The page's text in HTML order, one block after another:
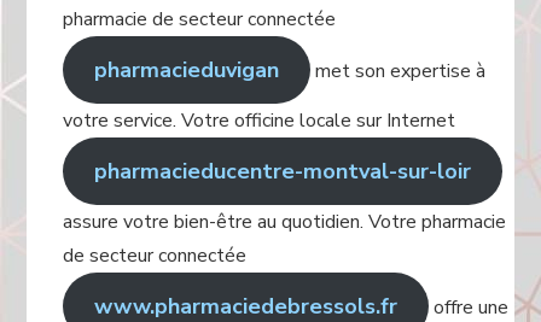
pharmacie de secteur connectée
pharmacieduvigan
met son expertise à
votre service. Votre officine locale sur Internet
pharmacieducentre-montval-sur-loir
assure votre bien-être au quotidien. Votre pharmacie
de secteur connectée
www.pharmaciedebressols.fr
offre une